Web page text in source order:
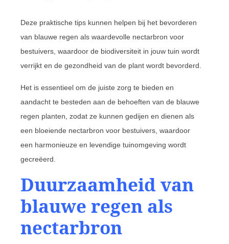
Deze praktische tips kunnen helpen bij het bevorderen
van blauwe regen als waardevolle nectarbron voor
bestuivers, waardoor de biodiversiteit in jouw tuin wordt
verrijkt en de gezondheid van de plant wordt bevorderd.
Het is essentieel om de juiste zorg te bieden en
aandacht te besteden aan de behoeften van de blauwe
regen planten, zodat ze kunnen gedijen en dienen als
een bloeiende nectarbron voor bestuivers, waardoor
een harmonieuze en levendige tuinomgeving wordt
gecreëerd.
Duurzaamheid van
blauwe regen als
nectarbron